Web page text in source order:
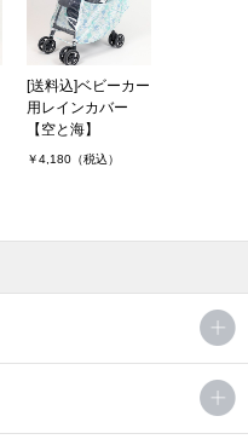
[送料込]ベビーカー
用レインカバー
【空と海】
￥4,180（税込）